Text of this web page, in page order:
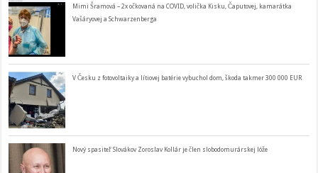
Mimi Šramová – 2x očkovaná na COVID, volička Kisku, Čaputovej, kamarátka
Vašáryovej a Schwarzenberga
V Česku z fotovoltaiky a lítiovej batérie vybuchol dom, škoda takmer 300 000 EUR
Nový spasiteľ Slovákov Zoroslav Kollár je člen slobodomurárskej lóže